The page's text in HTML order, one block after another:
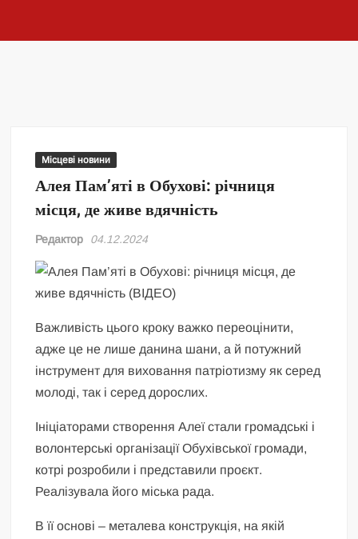
Місцеві новини
Алея Пам’яті в Обухові: річниця
місця, де живе вдячність
Редактор 04.12.2024
Важливість цього кроку важко переоцінити,
адже це не лише данина шани, а й потужний
інструмент для виховання патріотизму як серед
молоді, так і серед дорослих.
Ініціаторами створення Алеї стали громадські і
волонтерські організації Обухівської громади,
котрі розробили і представили проєкт.
Реалізувала його міська рада.
В її основі – металева конструкція, на якій